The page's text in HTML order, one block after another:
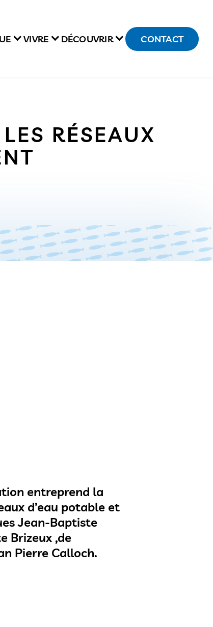
VIVRE DÉCOUVRIR CONTACT
RÉSEAUX
entreprend la
d’eau potable et
Jean-Baptiste
Brizeux ,de
Pierre Calloch.